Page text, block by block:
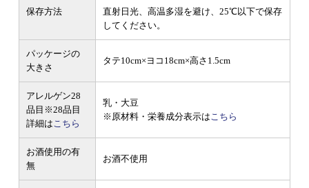
保存方法
直射日光、高温多湿を避け、25℃以下で保存
してください。
パッケージの
大きさ
タテ10cm×ヨコ18cm×高さ1.5cm
アレルゲン28
品目 ※28品目
詳細はこちら
乳・大豆
※原材料・栄養成分表示はこちら
お酒使用の有
無
お酒不使用